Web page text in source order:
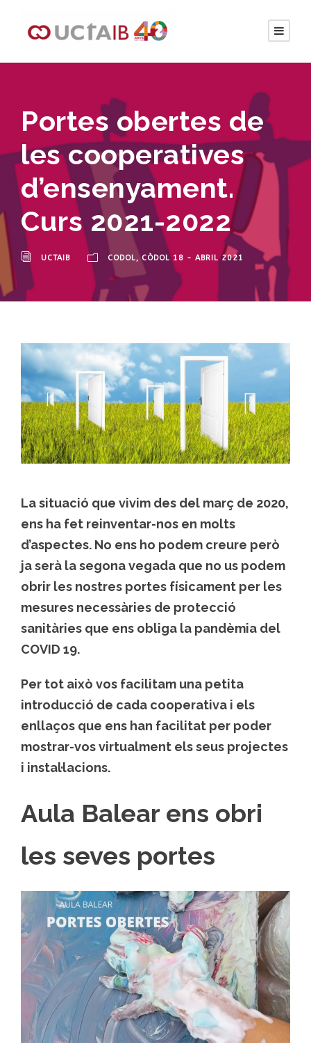
Portes obertes de
les cooperatives
d’ensenyament.
Curs 2021-2022
UCTAIB CODOL, CÒDOL 18 - ABRIL 2021
La situació que vivim des del març de 2020,
ens ha fet reinventar-nos en molts
d’aspectes. No ens ho podem creure però
ja serà la segona vegada que no us podem
obrir les nostres portes físicament per les
mesures necessàries de protecció
sanitàries que ens obliga la pandèmia del
COVID 19.
Per tot això vos facilitam una petita
introducció de cada cooperativa i els
enllaços que ens han facilitat per poder
mostrar-vos virtualment els seus projectes
i instal·lacions.
Aula Balear ens obri
les seves portes